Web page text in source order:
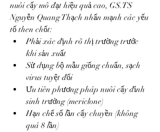
nuôi cấy mô đạt hiệu quả cao, GS.TS
Nguyễn Quang Thạch nhấn mạnh các yếu
tố then chốt:
Phải xác định rõ thị trường trước
khi sản xuất
Sử dụng bộ mẫu giống chuẩn, sạch
virus tuyệt đối
Ưu tiên phương pháp nuôi cấy đỉnh
sinh trưởng (mericlone)
Hạn chế số lần cấy chuyền (không
quá 8 lần)